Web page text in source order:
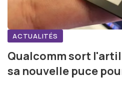
ACTUALITÉS
Qualcomm sort
sa nouvelle puce